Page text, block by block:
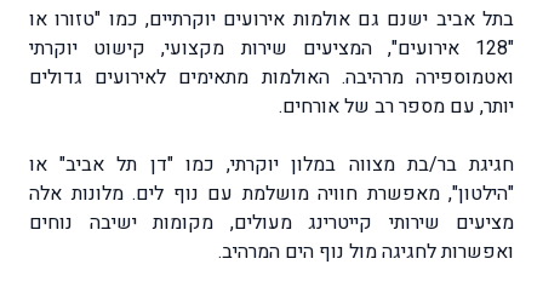
בתל אביב ישנם גם אולמות אירועים יוקרתיים, כמו "טזורו או
"128 אירועים", המציעים שירות מקצועי, קישוט יוקרתי
ואטמוספירה מרהיבה. האולמות מתאימים לאירועים גדולים
יותר, עם מספר רב של אורחים.
חגיגת בר/בת מצווה במלון יוקרתי, כמו "דן תל אביב" או
"הילטון", מאפשרת חוויה מושלמת עם נוף לים. מלונות אלה
מציעים שירותי קייטרינג מעולים, מקומות ישיבה נוחים
ואפשרות לחגיגה מול נוף הים המרהיב.